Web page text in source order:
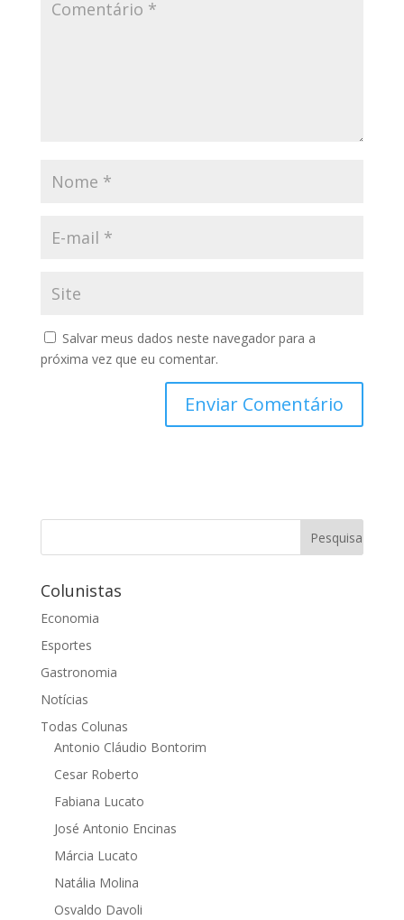
Salvar meus dados neste navegador para a
próxima vez que eu comentar.
Colunistas
Economia
Esportes
Gastronomia
Notícias
Todas Colunas
Antonio Cláudio Bontorim
Cesar Roberto
Fabiana Lucato
José Antonio Encinas
Márcia Lucato
Natália Molina
Osvaldo Davoli